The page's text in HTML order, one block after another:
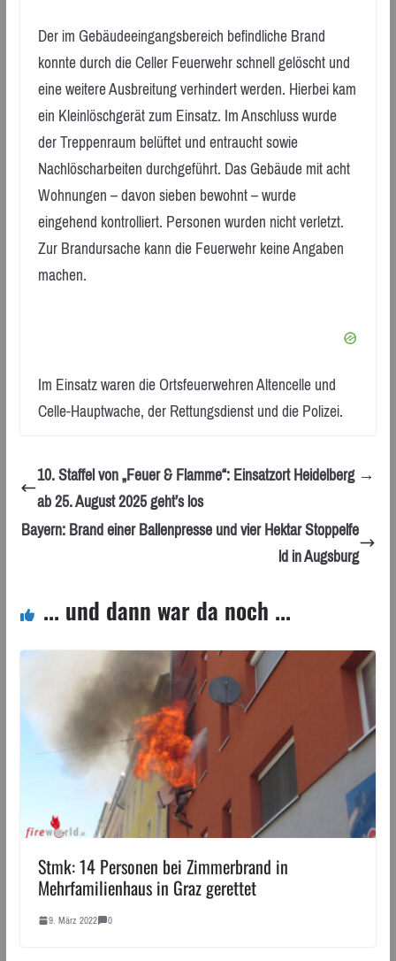
Der im Gebäudeeingangsbereich befindliche Brand
konnte durch die Celler Feuerwehr schnell gelöscht und
eine weitere Ausbreitung verhindert werden. Hierbei kam
ein Kleinlöschgerät zum Einsatz. Im Anschluss wurde
der Treppenraum belüftet und entraucht sowie
Nachlöscharbeiten durchgeführt. Das Gebäude mit acht
Wohnungen – davon sieben bewohnt – wurde
eingehend kontrolliert. Personen wurden nicht verletzt.
Zur Brandursache kann die Feuerwehr keine Angaben
machen.
Im Einsatz waren die Ortsfeuerwehren Altencelle und
Celle-Hauptwache, der Rettungsdienst und die Polizei.
10. Staffel von „Feuer & Flamme“: Einsatzort Heidelberg →
ab 25. August 2025 geht’s los
Bayern: Brand einer Ballenpresse und vier Hektar Stoppelfe
ld in Augsburg
... und dann war da noch ...
Stmk: 14 Personen bei Zimmerbrand in
Mehrfamilienhaus in Graz gerettet
9. März 2022 0